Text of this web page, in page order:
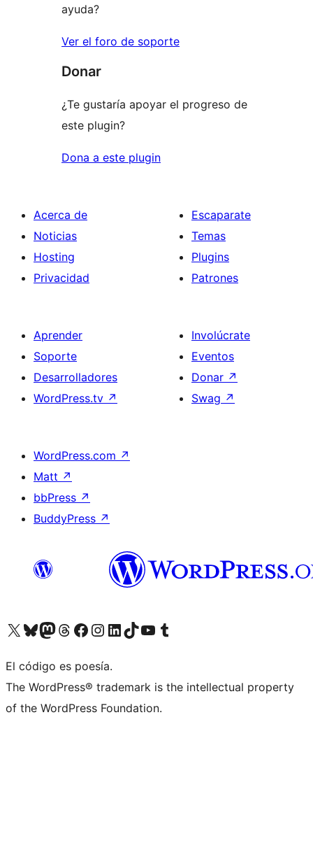
ayuda?
Ver el foro de soporte
Donar
¿Te gustaría apoyar el progreso de
este plugin?
Dona a este plugin
Acerca de
Noticias
Hosting
Privacidad
Escaparate
Temas
Plugins
Patrones
Aprender
Soporte
Desarrolladores
WordPress.tv ↗
Involúcrate
Eventos
Donar ↗
Swag ↗
WordPress.com ↗
Matt ↗
bbPress ↗
BuddyPress ↗
Visita nuestra cuenta de X (anteriormente Twitter)
Visita nuestra cuenta de Bluesky
Visita nuestra cuenta de Mastodon
Visita nuestra cuenta de Threads
Visita nuestra página de Facebook
Visita nuestra cuenta de Instagram
Visita nuestra cuenta de LinkedIn
Visita nuestra cuenta de TikTok
Visita nuestro canal de YouTube
Visita nuestra cuenta de Tumblr
El código es poesía.
The WordPress® trademark is the intellectual property
of the WordPress Foundation.